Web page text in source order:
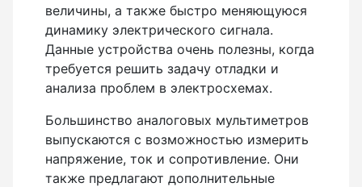
величины, а также быстро меняющуюся
динамику электрического сигнала.
Данные устройства очень полезны, когда
требуется решить задачу отладки и
анализа проблем в электросхемах.
Большинство аналоговых мультиметров
выпускаются с возможностью измерить
напряжение, ток и сопротивление. Они
также предлагают дополнительные
Теодолиты оптические
Теодолиты электронные
Туристические навигаторы и компасы
Компас
Навигатор